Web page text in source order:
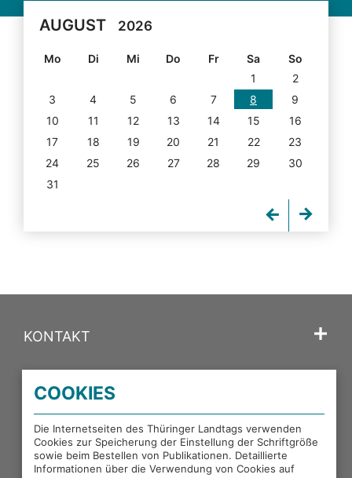
AUGUST 2026
Mo Di Mi Do Fr Sa
So
1
2
3
4 5 6 7 8
9
10
11 12 13 14 15
16
17
18 19 20 21 22
23
24
25 26 27 28 29
30
31
KONTAKT
PORTALE DES THÜRINGER LANDTAGS
EXTERNE LINKS
COOKIES
Die Internetseiten des Thüringer Landtags verwenden
Cookies zur Speicherung der Einstellung der Schriftgröße
sowie beim Bestellen von Publikationen. Detaillierte
Informationen über die Verwendung von Cookies auf